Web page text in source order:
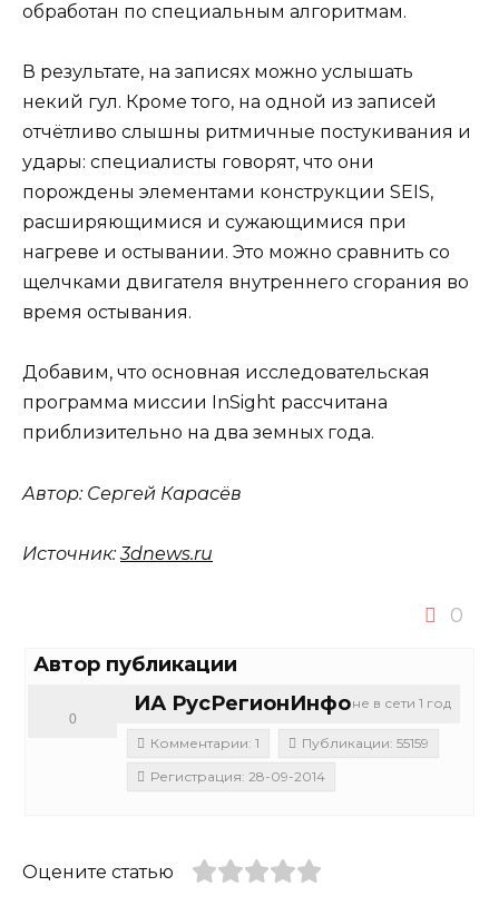
обработан по специальным алгоритмам.
В результате, на записях можно услышать
некий гул. Кроме того, на одной из записей
отчётливо слышны ритмичные постукивания и
удары: специалисты говорят, что они
порождены элементами конструкции SEIS,
расширяющимися и сужающимися при
нагреве и остывании. Это можно сравнить со
щелчками двигателя внутреннего сгорания во
время остывания.
Добавим, что основная исследовательская
программа миссии InSight рассчитана
приблизительно на два земных года.
Автор: Сергей Карасёв
Источник: 3dnews.ru
0
Автор публикации
не в сети 1 год
ИА РусРегионИнфо
0
Комментарии: 1
Публикации: 55159
Регистрация: 28-09-2014
Оцените статью